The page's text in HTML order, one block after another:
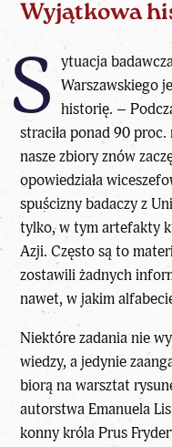
Wyjątkowa
S ytuacja
Warszawskiego
historię. –
straciła ponad 90
nasze zbiory znów
opowiedziała
spuścizny badaczy z
tylko, w tym artefakty
Azji. Często są to
zostawili żadnych
nawet, w jakim
Niektóre zadania nie
wiedzy, a jedynie
biorą na warsztat
autorstwa Emanuela
konny króla Prus